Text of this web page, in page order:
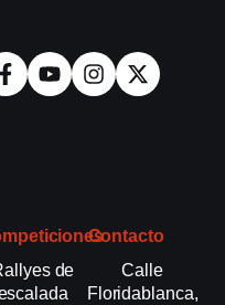
de
Contacto
Calle
Floridablanca,